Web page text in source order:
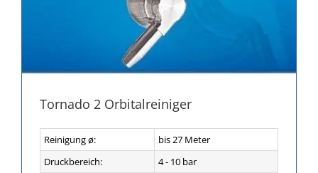
Tornado 2 Orbitalreiniger
Reinigung ø:
bis 27 Meter
Druckbereich:
4 - 10 bar